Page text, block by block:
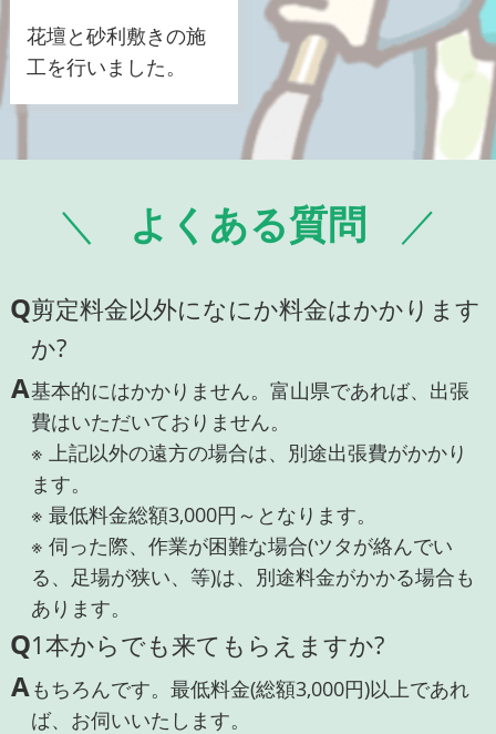
花壇と砂利敷きの施
工を行いました。
よくある質問
Q剪定料金以外になにか料金はかかります
か?
A基本的にはかかりません。富山県であれば、出張
費はいただいておりません。
※ 上記以外の遠方の場合は、別途出張費がかかり
ます。
※ 最低料金総額3,000円～となります。
※ 伺った際、作業が困難な場合(ツタが絡んでい
る、足場が狭い、等)は、別途料金がかかる場合も
あります。
Q1本からでも来てもらえますか?
Aもちろんです。最低料金(総額3,000円)以上であれ
ば、お伺いいたします。